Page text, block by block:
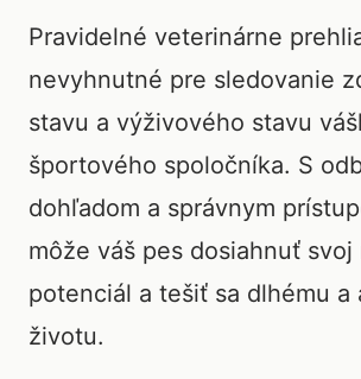
Pravidelné veterinárne
nevyhnutné pre sledovanie
stavu a výživového stavu
športového spoločníka. S
dohľadom a správnym
môže váš pes dosiahnuť svoj
potenciál a tešiť sa dlhému a
životu.